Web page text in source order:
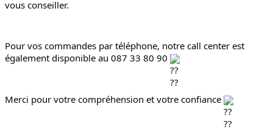
vous conseiller.
Pour vos commandes par téléphone, notre call center est
également disponible au 087 33 80 90
Merci pour votre compréhension et votre confiance